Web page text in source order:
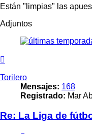
Están "limpias" las
Adjuntos
Torilero
Mensajes: 168
Registrado: Mar
Re: La Liga de